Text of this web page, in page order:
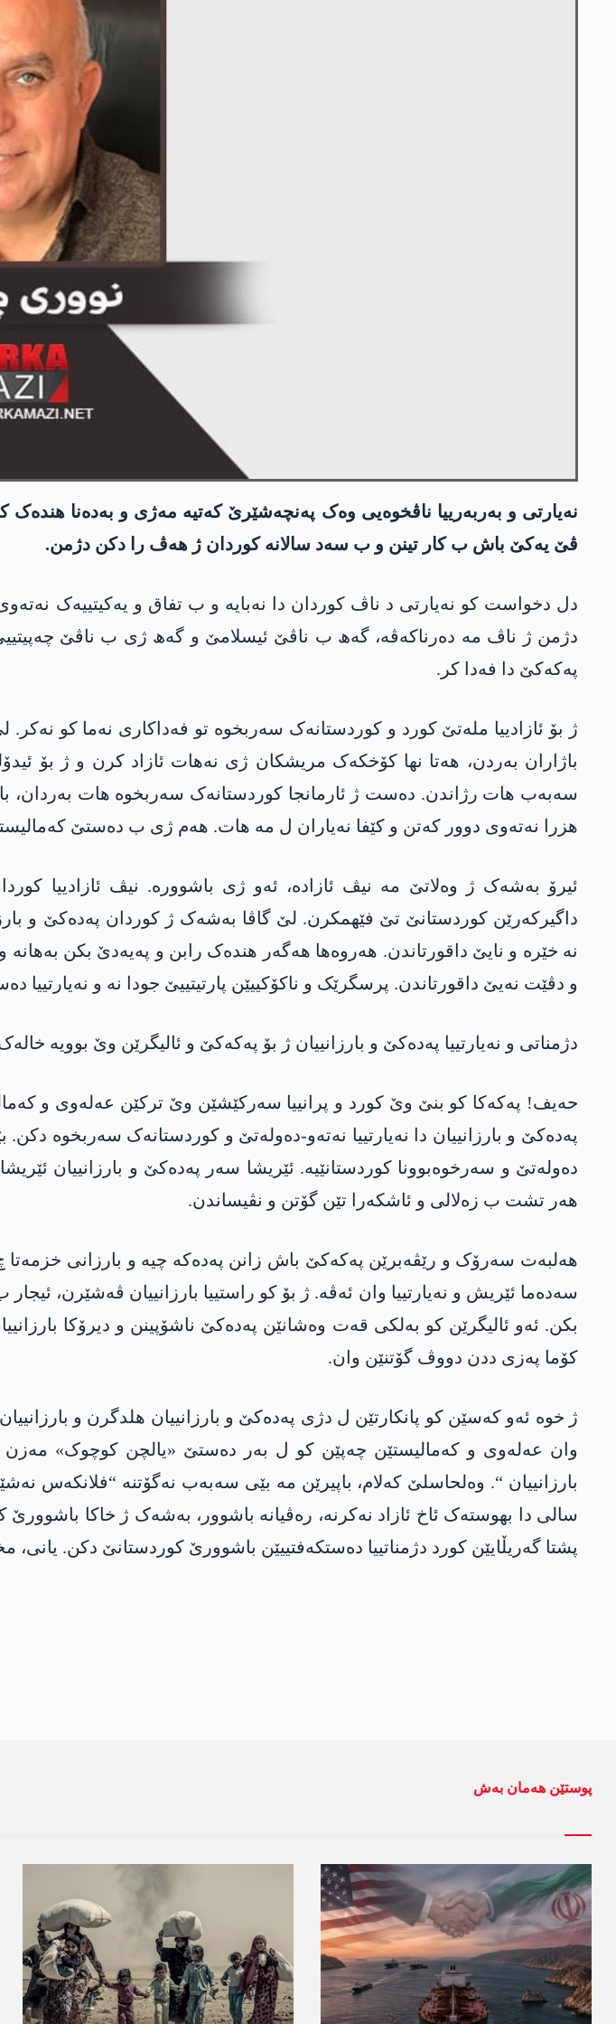
نەیارتی و بەربەرییا ناڤخوەیی وەک پەنچەشێرێ کەتیە مەژی و بەدەنا ھندەک
ڤێ یەکێ باش ب کار تینن و ب سەد سالانە کوردان ژ ھەڤ را دکن دژمن.
دل دخواست کو نەیارتی د ناڤ کوردان دا نەبایە و ب تفاق و یەکیتییەک
دژمن ژ ناڤ مە دەرناکەڤە، گەھ ب ناڤێ ئیسلامێ و گەھ ژی ب ناڤێ
پەکەکێ دا فەدا کر.
باژاران بەردن، ھەتا نھا کۆخکەک مریشکان ژی نەھات ئازاد کرن و ژ بۆ
سەبەب ھات رژاندن. دەست ژ ئارمانجا کوردستانەک سەربخوە ھات بەردان،
ھزرا نەتەوی دوور کەتن و کێفا نەیاران ل مە ھات. ھەم ژی ب دەستێ
ئیرۆ بەشەک ژ وەلاتێ مە نیڤ ئازادە، ئەو ژی باشوورە. نیڤ ئازادییا
داگیرکەرێن کوردستانێ تێ فێھمکرن. لێ گاڤا بەشەک ژ کوردان پەدەکێ و
نە خێرە و نایێ داقورتاندن. ھەروەھا ھەگەر ھندەک رابن و پەیەدێ بکن
و دڤێت نەیێ داقورتاندن. پرسگرێک و ناکۆکییێن پارتیتییێ جودا نە و نەیارتییا
دژمناتی و نەیارتییا پەدەکێ و بارزانییان ژ بۆ پەکەکێ و ئالیگرێن وێ بوویە
حەیف! پەکەکا کو بنێ وێ کورد و پرانییا سەرکێشێن وێ ترکێن عەلەوی و
پەدەکێ و بارزانییان دا نەیارتییا نەتەو-دەولەتێ و کوردستانەک سەربخوە دکن.
دەولەتێ و سەرخوەبوونا کوردستانێیە. ئێریشا سەر پەدەکێ و بارزانییان
ھەر تشت ب زەلالی و ئاشکەرا تێن گۆتن و نڤیساندن.
ھەلبەت سەرۆک و رێڤەبرێن پەکەکێ باش زانن پەدەکە چیە و بارزانی
سەدەما ئێریش و نەیارتییا وان ئەڤە. ژ بۆ کو راستییا بارزانییان ڤەشێرن،
بکن. ئەو ئالیگرێن کو بەلکی قەت وەشانێن پەدەکێ ناشۆپینن و دیرۆکا
کۆما پەزی ددن دووڤ گۆتنێن وان.
ژ خوە ئەو کەسێن کو پانکارتێن ل دژی پەدەکێ و بارزانییان ھلدگرن و
وان عەلەوی و کەمالیستێن چەپێن کو ل بەر دەستێ «یالچن کوچوک»
سالی دا بھوستەک ئاخ ئازاد نەکرنە، رەڤیانە باشوور، بەشەک ژ خاکا
پشتا گەریڵایێن کورد دژمناتییا دەستکەفتییێن باشوورێ کوردستانێ دکن.
پوستێن ھەمان بەش